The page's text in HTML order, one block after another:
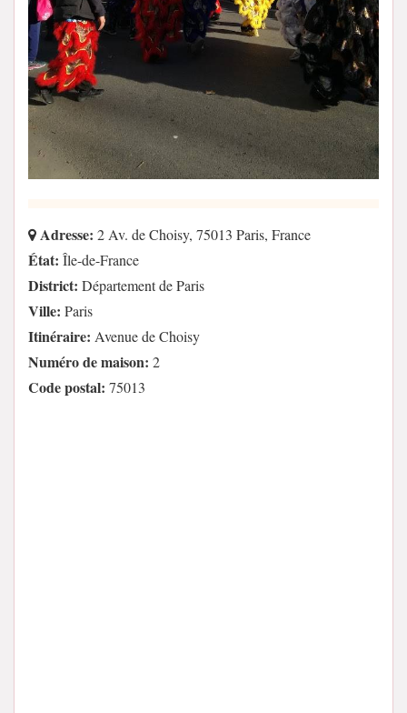
Adresse: 2 Av. de Choisy, 75013 Paris, France
État: Île-de-France
District: Département de Paris
Ville: Paris
Itinéraire: Avenue de Choisy
Numéro de maison: 2
Code postal: 75013